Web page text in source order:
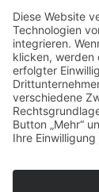
* Alle Preise